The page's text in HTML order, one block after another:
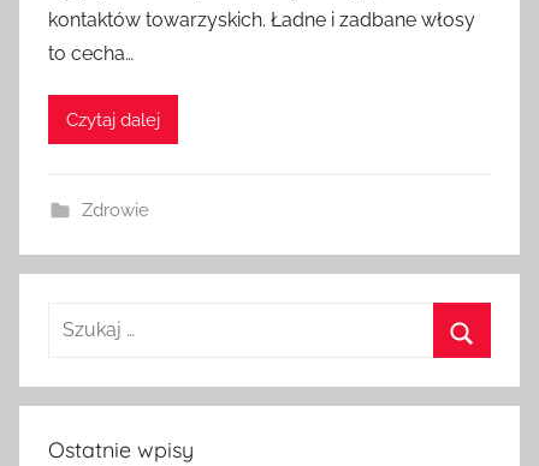
kontaktów towarzyskich. Ładne i zadbane włosy
to cecha…
Czytaj dalej
Zdrowie
Szukaj:
Ostatnie wpisy